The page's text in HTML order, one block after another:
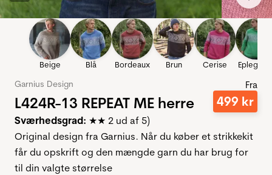
Beige Blå Bordeaux Brun Cerise
Garnius Design
L424R-13 REPEAT ME herre
Fra
499 kr
Sværhedsgrad: ★★ 2 ud af 5)
Original design fra Garnius. Når du køber et strikkekit
får du opskrift og den mængde garn du har brug for
til din valgte størrelse